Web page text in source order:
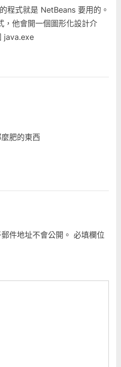
程式就是 NetBeans 要用的。
，他會開一個圖形化設計介
java.exe
肥的東西
件地址不會公開。 必填欄位